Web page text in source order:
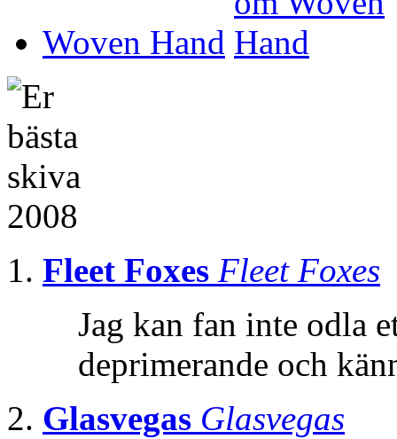
Woven Hand
Fleet Foxes Fleet Foxes
Jag kan fan inte odla
deprimerande och
Glasvegas Glasvegas